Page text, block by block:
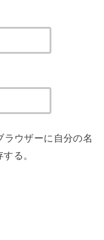
ラウザーに自分の名
る。